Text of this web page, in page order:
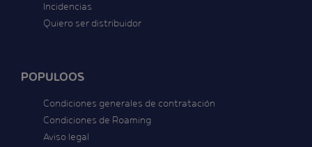
Incidencias
Quiero ser distribuidor
POPULOOS
Condiciones generales de contratación
Condiciones de Roaming
Aviso legal